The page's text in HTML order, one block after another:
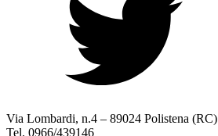
Via Lombardi, n.4 – 89024 Polistena (RC)
Tel. 0966/439146